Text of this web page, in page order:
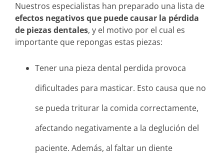
Nuestros especialistas han preparado una lista de
efectos negativos que puede causar la pérdida
de piezas dentales, y el motivo por el cual es
importante que repongas estas piezas:
Tener una pieza dental perdida provoca
dificultades para masticar. Esto causa que no
se pueda triturar la comida correctamente,
afectando negativamente a la deglución del
paciente. Además, al faltar un diente